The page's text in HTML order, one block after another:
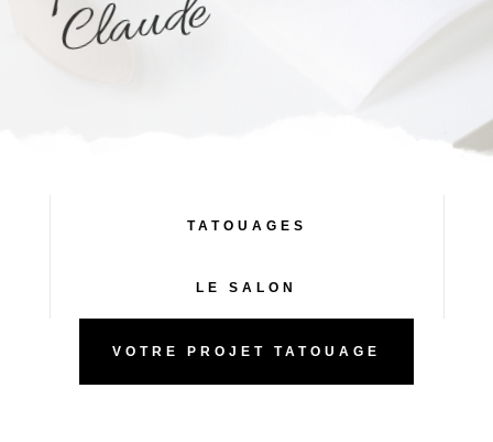
e
TATOUAGES
LE SALON
VOTRE PROJET TATOUAGE